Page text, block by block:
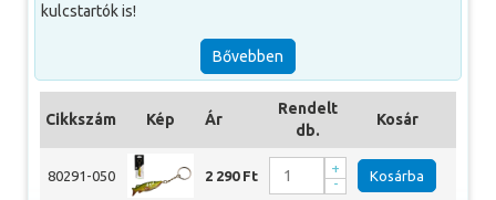
kulcstartók is!
A GoGreen halas kulcstartók négy különböző kivitelben,
süllő, csuka, tőponty és tükörponty formával és mintával
készültek el, hogy mindenki találhasson neki tetsző
változatot. Ezeknek a formáknak a kidolgozása rendkívül
aprólékos, és nagyon mutatós, bárhol megállják a helyüket.
A könnyű rögzítésről nagyméretű kulcskarika gondoskodik,
aminek köszönhetően bármilyen kulccsomót
Bővebben
Cikkszám Kép Ár
Rendelt
db.
Kosár
80291-050 2 290 Ft -
+ Kosárba